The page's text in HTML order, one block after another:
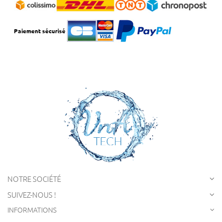
Paiement sécurisé
NOTRE SOCIÉTÉ
SUIVEZ-NOUS !
INFORMATIONS